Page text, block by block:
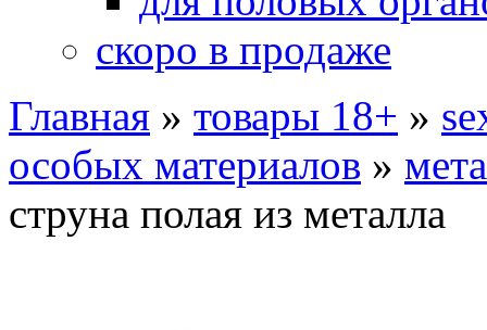
скоро в продаже
Главная » товары 18+ »
особых материалов »
струна полая из металла